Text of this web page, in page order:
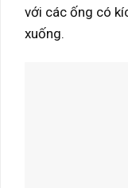
với các ống có
xuống.